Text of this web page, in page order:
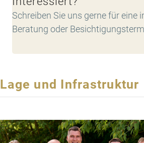
Schreiben Sie uns gerne für eine
Beratung oder
Lage und Infrastruktur